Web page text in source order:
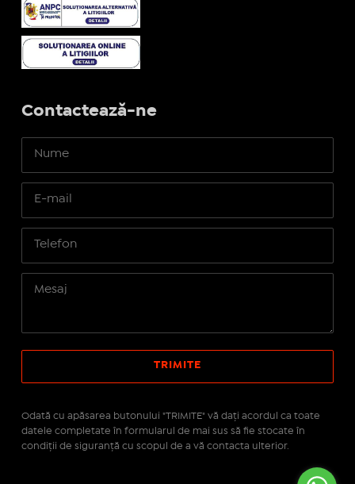
Contactează-ne
Odată cu apăsarea butonului "TRIMITE" vă daţi acordul ca toate
datele completate în formularul de mai sus să fie stocate în
condiţii de siguranţă cu scopul de a vă contacta ulterior.